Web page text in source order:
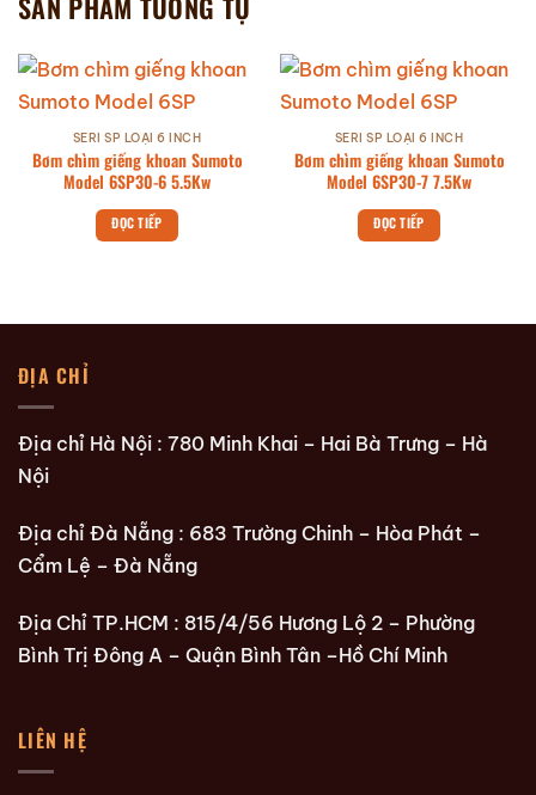
SERI SP LOẠI 6 INCH
Bơm chìm giếng khoan Sumoto
Model 6SP30-6 5.5Kw
ĐỌC TIẾP
SERI SP LOẠI 6 INCH
Bơm chìm giếng khoan Sumoto
Model 6SP30-7 7.5Kw
ĐỌC TIẾP
ĐỊA CHỈ
Địa chỉ Hà Nội : 780 Minh Khai – Hai Bà Trưng – Hà
Nội
Địa chỉ Đà Nẵng : 683 Trường Chinh – Hòa Phát –
Cẩm Lệ – Đà Nẵng
Địa Chỉ TP.HCM : 815/4/56 Hương Lộ 2 – Phường
Bình Trị Đông A – Quận Bình Tân –Hồ Chí Minh
LIÊN HỆ